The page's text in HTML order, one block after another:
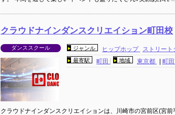
クラウドナインダンスクリエイション町田校
ダンススクール ジャンル ヒップホップ ストリート
最寄駅 町田 地域 東京都 町
クラウドナインダンスクリエイションは、川崎市の宮前区(宮